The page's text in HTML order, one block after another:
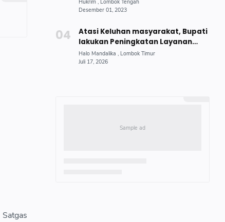
Atasi Keluhan masyarakat, Bupati
lakukan Peningkatan Layanan
Penerangan Jalan Umum